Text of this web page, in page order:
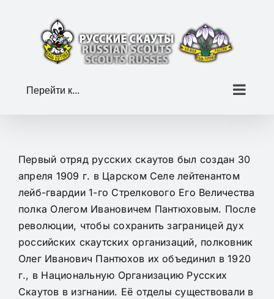
Перейти к...
Первый отряд русских скаутов был создан 30
апреля 1909 г. в Царском Селе лейтенантом
лейб-гвардии 1-го Стрелкового Его Величества
полка Олегом Ивановичем Пантюховым. После
революции, чтобы сохранить заграницей дух
российских скаутских организаций, полковник
Олег Иванович Пантюхов их объединил в 1920
г., в Национальную Организацию Русских
Скаутов в изгнании. Её отделы существовали в